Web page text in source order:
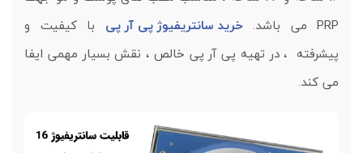
PRP می باشد.
خرید سانتریفیوژ پی آر پی با کیفیت و
پیشرفته ، در تهیه پی آر پی خالص ، نقش بسیار مهمی ایفا
می کند.